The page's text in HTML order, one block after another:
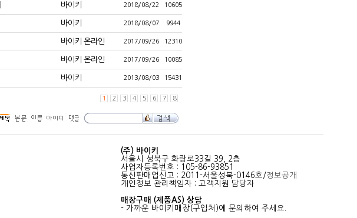
바이키 2018/08/22 10605
바이키 2018/08/07 9944
바이키 온라인 2017/09/26 12310
바이키 온라인 2017/09/26 10085
바이키 2013/08/03 15431
1 2 3 4 5 6 7 8
(주) 바이키
서울시 성북구 화랑로33길 39, 2층
사업자등록번호 : 105-86-93851
통신판매업신고 : 2011-서울성북-0146호/정보공개
개인정보 관리책임자 : 고객지원 담당자
매장구매 (제품AS) 상담
- 가까운 바이키매장(구입처)에 문의하여 주세요.